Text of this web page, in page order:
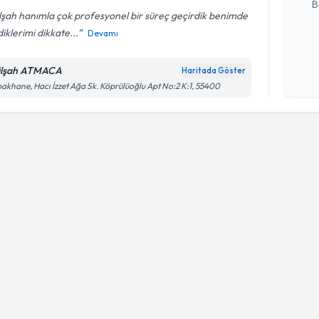
hanımla çok profesyonel bir süreç geçirdik benimde
dikkate...
Devamı
ATMACA Haritada Göster
Hacı İzzet Ağa Sk. Köprülüoğlu Apt No:2 K:1, 55400